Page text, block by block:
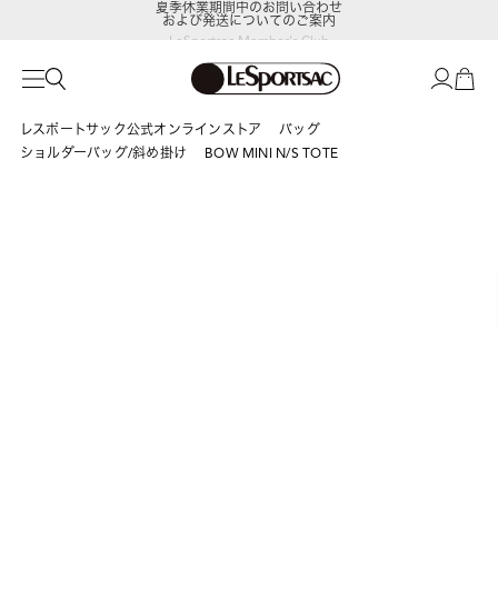
LeSportsac Member's Club
ポイントアップキャンペーン開催中
および発送についてのご案内
レスポートサック公式オンラインストア
バッグ
ショルダーバッグ/斜め掛け
BOW MINI N/S TOTE